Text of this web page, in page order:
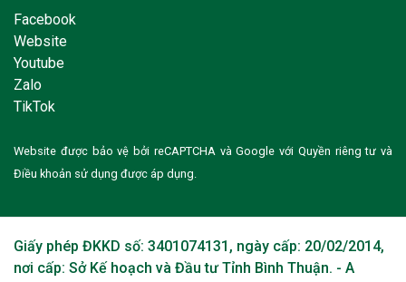
Facebook
Website
Youtube
Zalo
TikTok
Website được bảo vệ bởi reCAPTCHA và Google với Quyền riêng tư và
Điều khoản sử dụng được áp dụng.
Giấy phép ĐKKD số: 3401074131, ngày cấp: 20/02/2014,
nơi cấp: Sở Kế hoạch và Đầu tư Tỉnh Bình Thuận. - A